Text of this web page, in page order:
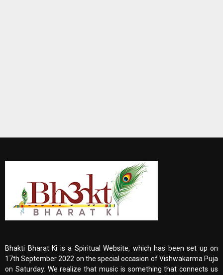
Bhakti Bharat Ki is a Spiritual Website, which has been set up on
17th September 2022 on the special occasion of Vishwakarma Puja
on Saturday. We realize that music is something that connects us